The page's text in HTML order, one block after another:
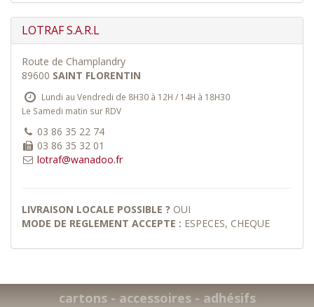
LOTRAF S.A.R.L
Route de Champlandry
89600 SAINT FLORENTIN
Lundi au Vendredi de 8H30 à 12H / 14H à 18H30
Le Samedi matin sur RDV
03 86 35 22 74
03 86 35 32 01
lotraf@wanadoo.fr
LIVRAISON LOCALE POSSIBLE ? OUI
MODE DE REGLEMENT ACCEPTE : ESPECES, CHEQUE
cartons - accessoires - adhésifs